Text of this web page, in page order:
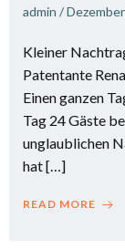
admin /
Kleiner
Patentante
Einen ganzen
Tag 24 Gäste
unglaublichen
hat […]
READ MORE